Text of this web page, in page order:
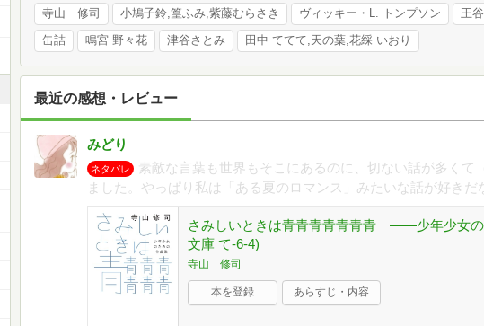
寺山 修司 小鳩子鈴,篁ふみ,紫藤むらさき ヴィッキー・L. トンプソン 王
缶詰 鳴宮 野々花 津谷さとみ 田中 ててて,天の葉,花綵 いおり
最近の感想・レビュー
みどり
ネタバレ
素敵な言葉も世界もそこにあるのに、切ない話が多くて
ました。やっぱり私は「ある夏のロマンス」みたいな話が好きだ
さみしいときは青青青青青青青 ――少年少女の
文庫 て-6-4)
寺山 修司
本を登録 あらすじ・内容